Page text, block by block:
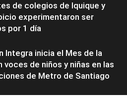
de colegios de Iquique y
experimentaron ser
por 1 día
Integra inicia el Mes de la
voces de niños y niñas en las
de Metro de Santiago